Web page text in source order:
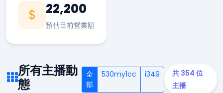
22,200
預估目前營業額
所有主播動
態
全
部
530my1cc i349
共 354 位
主播